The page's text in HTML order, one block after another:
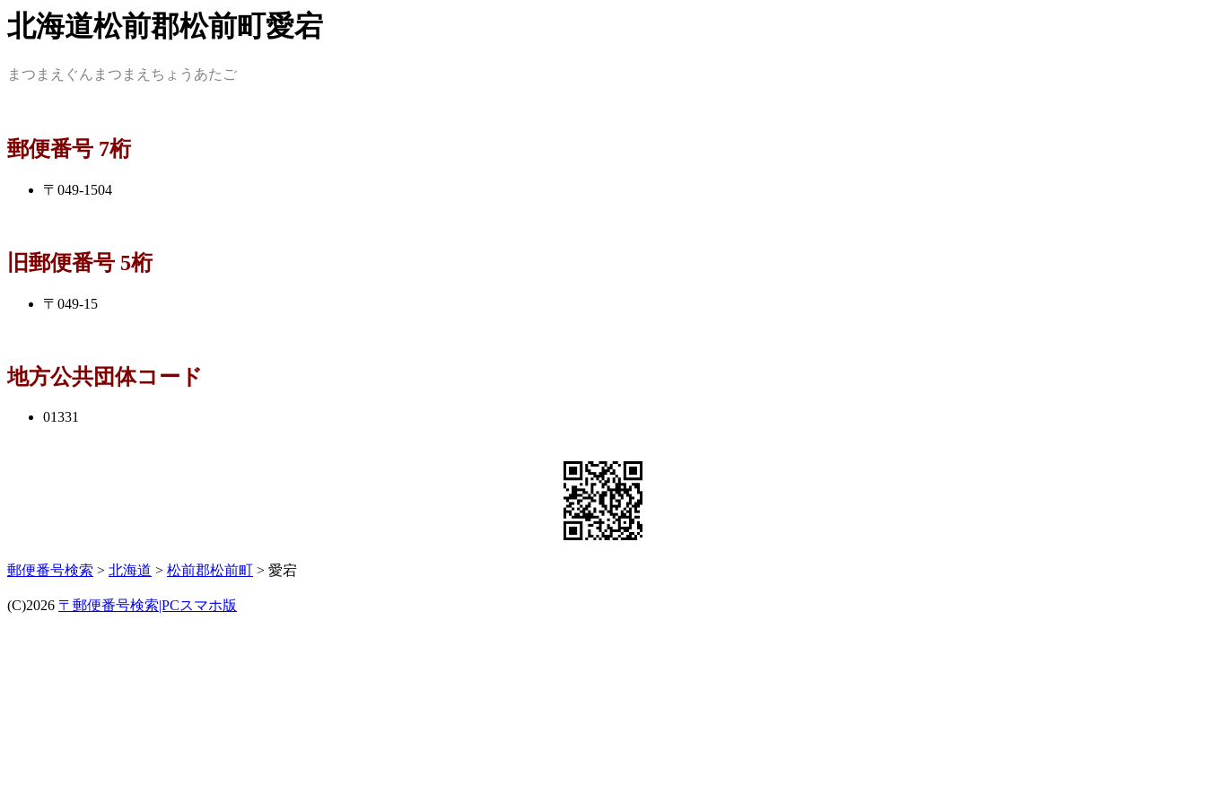
北海道松前郡松前町愛宕
まつまえぐんまつまえちょうあたご
郵便番号 7桁
〒049-1504
旧郵便番号 5桁
〒049-15
地方公共団体コード
01331
郵便番号検索 > 北海道 > 松前郡松前町 > 愛宕
(C)2026 〒郵便番号検索|PCスマホ版